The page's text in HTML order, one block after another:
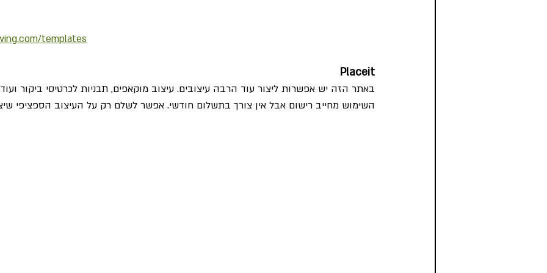
templates
Placeit
באתר הזה יש אפשרות ליצור עוד הרבה עיצובים. עיצוב מוקאפים, תבניות לכרטיסי ביקור
השימוש מחייב רישום אבל אין צורך בתשלום חודשי. אפשר לשלם רק על העיצוב הספציפי